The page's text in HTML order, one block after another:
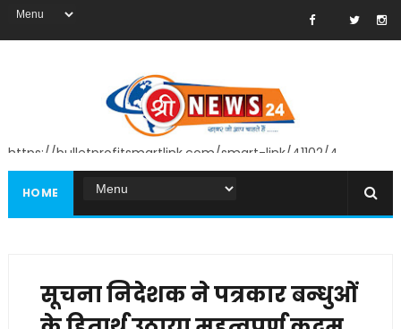
https://bulletprofitsmartlink.com/smart-link/41102/4
HOME
सूचना निदेशक ने पत्रकार बन्धुओं